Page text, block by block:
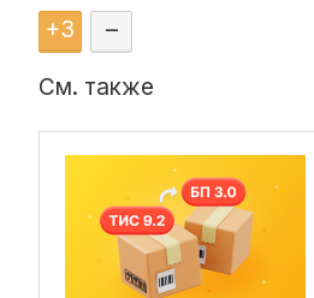
+3 –
См. также